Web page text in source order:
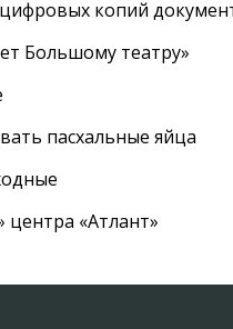
копий
Большому театру»
пасхальные яйца
центра «Атлант»